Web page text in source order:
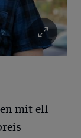
mit elf